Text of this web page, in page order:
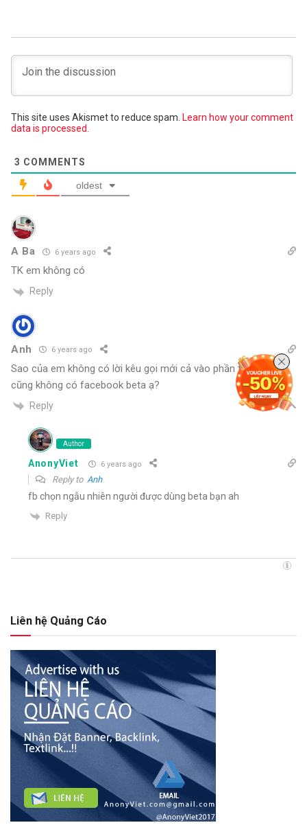
This site uses Akismet to reduce spam. Learn how your comment
data is processed.
3 COMMENTS
oldest
A Ba 6 years ago
TK em không có
Reply
Anh 6 years ago
Sao của em không có lời kêu gọi mới cả vào phần tùy chon
cũng không có facebook beta ạ?
Reply
Author
AnonyViet 6 years ago
Reply to Anh
fb chọn ngẫu nhiên người được dùng beta bạn ah
Reply
Liên hệ Quảng Cáo